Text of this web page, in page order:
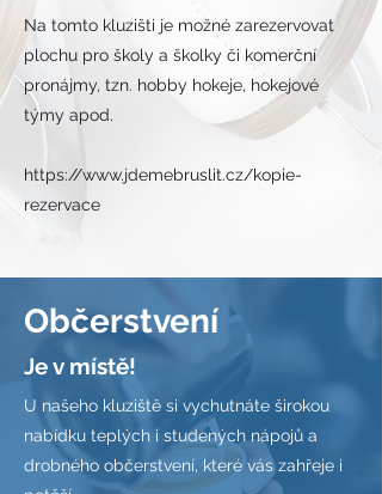
​Na tomto kluzišti je možné zarezervovat
plochu pro školy a školky či komerční
pronájmy, tzn. hobby hokeje, hokejové
týmy apod.
https://www.jdemebruslit.cz/kopie-
rezervace
Občerstvení
Je v místě!
U našeho kluziště si vychutnáte širokou
nabídku teplých i studených nápojů a
drobného občerstvení, které vás zahřeje i